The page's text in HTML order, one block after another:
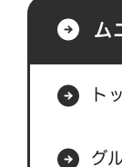
ム
ト
グ